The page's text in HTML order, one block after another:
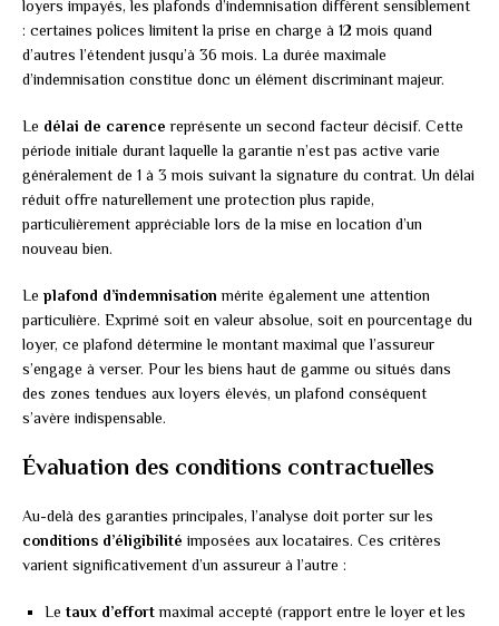
loyers impayés, les plafonds d’indemnisation diffèrent sensiblement
: certaines polices limitent la prise en charge à 12 mois quand
d’autres l’étendent jusqu’à 36 mois. La durée maximale
d’indemnisation constitue donc un élément discriminant majeur.
Le délai de carence représente un second facteur décisif. Cette
période initiale durant laquelle la garantie n’est pas active varie
généralement de 1 à 3 mois suivant la signature du contrat. Un délai
réduit offre naturellement une protection plus rapide,
particulièrement appréciable lors de la mise en location d’un
nouveau bien.
Le plafond d’indemnisation mérite également une attention
particulière. Exprimé soit en valeur absolue, soit en pourcentage du
loyer, ce plafond détermine le montant maximal que l’assureur
s’engage à verser. Pour les biens haut de gamme ou situés dans
des zones tendues aux loyers élevés, un plafond conséquent
s’avère indispensable.
Évaluation des conditions contractuelles
Au-delà des garanties principales, l’analyse doit porter sur les
conditions d’éligibilité imposées aux locataires. Ces critères
varient significativement d’un assureur à l’autre :
Le taux d’effortmaximal accepté (rapport entre le loyer et les